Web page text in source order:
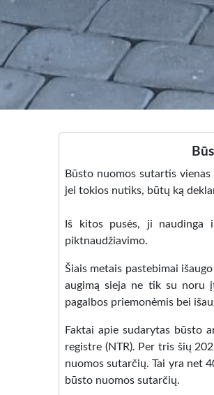
Būsto nuomos sutartis
jei tokios nutiks, būtų ką
Iš kitos pusės, ji naudinga
piktnaudžiavimo.
Šiais metais pastebimai
augimą sieja ne tik su noru
pagalbos priemonėmis bei
Faktai apie sudarytas būsto
registre (NTR). Per tris šių
nuomos sutarčių. Tai yra net
būsto nuomos sutarčių.